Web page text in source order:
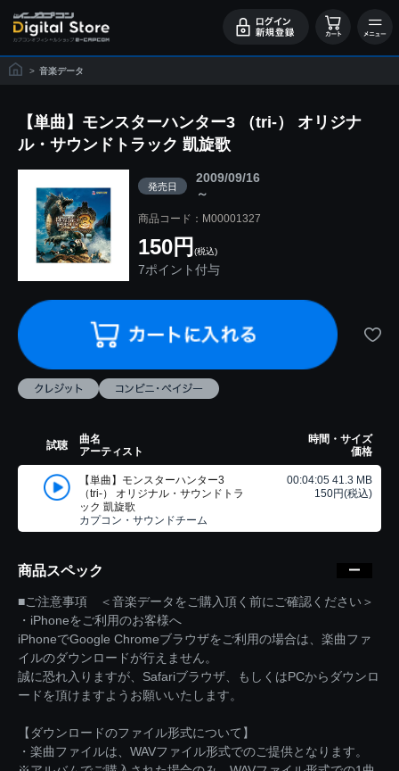
> 音楽データ
【単曲】モンスターハンター3 （tri-） オリジナ
ル・サウンドトラック 凱旋歌
発売日
2009/09/16
～
商品コード：M00001327
150円 (税込)
7ポイント付与
試聴
曲名
アーティスト
時間・サイズ
価格
【単曲】モンスターハンター3
（tri-） オリジナル・サウンドトラ
ック 凱旋歌
カプコン・サウンドチーム
00:04:05 41.3 MB
150円(税込)
商品スペック
■ご注意事項 ＜音楽データをご購入頂く前にご確認ください＞
・iPhoneをご利用のお客様へ
iPhoneでGoogle Chromeブラウザをご利用の場合は、楽曲ファ
イルのダウンロードが行えません。
誠に恐れ入りますが、Safariブラウザ、もしくはPCからダウンロ
ードを頂けますようお願いいたします。
【ダウンロードのファイル形式について】
・楽曲ファイルは、WAVファイル形式でのご提供となります。